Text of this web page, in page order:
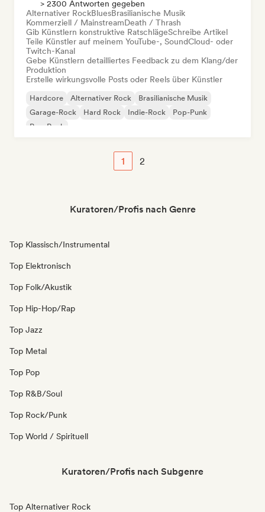
> 2300 Antworten gegeben
Alternativer RockBluesBrasilianische Musik
Kommerziell / MainstreamDeath / Thrash
Gib Künstlern konstruktive RatschlägeSchreibe Artikel
Teile Künstler auf meinem YouTube-, SoundCloud- oder
Twitch-Kanal
Gebe Künstlern detailliertes Feedback zu dem Klang/der
Produktion
Erstelle wirkungsvolle Posts oder Reels über Künstler
Hardcore Alternativer Rock
Brasilianische Musik
Garage-Rock
Hard Rock Indie-Rock
Pop-Punk
Pop-Rock
1 2
Kuratoren/Profis nach Genre
Top Klassisch/Instrumental
Top Elektronisch
Top Folk/Akustik
Top Hip-Hop/Rap
Top Jazz
Top Metal
Top Pop
Top R&B/Soul
Top Rock/Punk
Top World / Spirituell
Kuratoren/Profis nach Subgenre
Top Alternativer Rock